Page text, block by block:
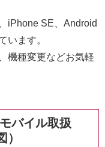
iPhone SE、Android
います。
機種変更などお気軽
バイル取扱